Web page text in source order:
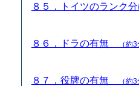
８５．トイツのランク
８６．ドラの有無 （約
８７．役牌の有無 （約